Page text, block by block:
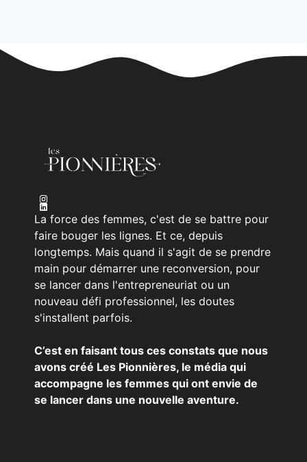
La force des femmes, c'est de se battre pour
faire bouger les lignes. Et ce, depuis
longtemps. Mais quand il s'agit de se prendre
main pour démarrer une reconversion, pour
se lancer dans l'entrepreneuriat ou un
nouveau défi professionnel, les doutes
s'installent parfois.
C’est en faisant tous ces constats que nous
avons créé Les Pionnières, le média qui
accompagne les femmes qui ont envie de
se lancer dans une nouvelle aventure.